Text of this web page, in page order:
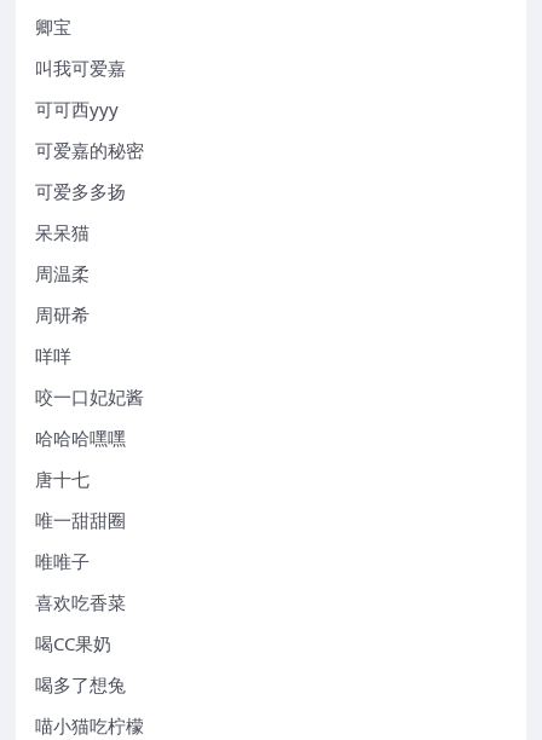
卿宝
叫我可爱嘉
可可西yyy
可爱嘉的秘密
可爱多多扬
呆呆猫
周温柔
周研希
咩咩
咬一口妃妃酱
哈哈哈嘿嘿
唐十七
唯一甜甜圈
唯唯子
喜欢吃香菜
喝CC果奶
喝多了想兔
喵小猫吃柠檬